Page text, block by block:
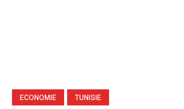
ECONOMIE TUNISIE